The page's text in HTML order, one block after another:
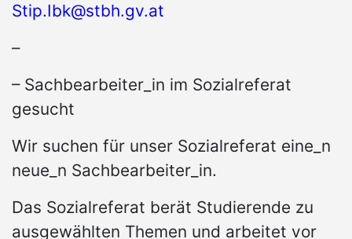
Stip.Ibk@stbh.gv.at
–
– Sachbearbeiter_in im Sozialreferat
gesucht
Wir suchen für unser Sozialreferat eine_n
neue_n Sachbearbeiter_in.
Das Sozialreferat berät Studierende zu
ausgewählten Themen und arbeitet vor